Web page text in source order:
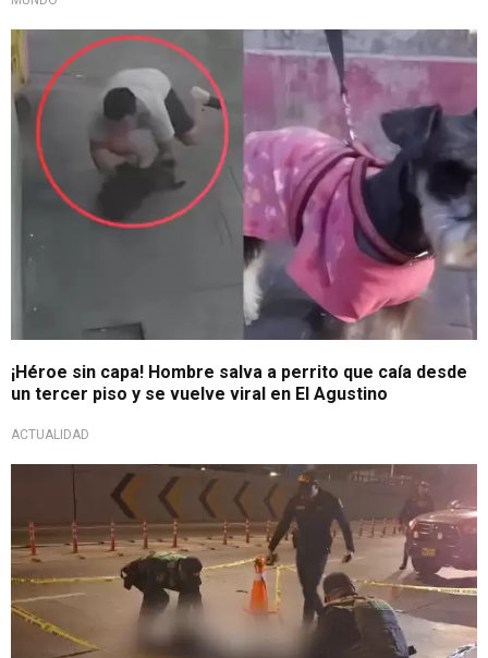
Rápida reacción
¡Héroe sin capa! Hombre salva a perrito que caía desde
un tercer piso y se vuelve viral en El Agustino
ACTUALIDAD